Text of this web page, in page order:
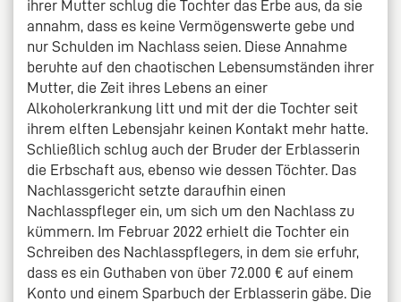
ihrer Mutter schlug die Tochter das Erbe aus, da sie
annahm, dass es keine Vermögenswerte gebe und
nur Schulden im Nachlass seien. Diese Annahme
beruhte auf den chaotischen Lebensumständen ihrer
Mutter, die Zeit ihres Lebens an einer
Alkoholerkrankung litt und mit der die Tochter seit
ihrem elften Lebensjahr keinen Kontakt mehr hatte.
Schließlich schlug auch der Bruder der Erblasserin
die Erbschaft aus, ebenso wie dessen Töchter. Das
Nachlassgericht setzte daraufhin einen
Nachlasspfleger ein, um sich um den Nachlass zu
kümmern. Im Februar 2022 erhielt die Tochter ein
Schreiben des Nachlasspflegers, in dem sie erfuhr,
dass es ein Guthaben von über 72.000 € auf einem
Konto und einem Sparbuch der Erblasserin gäbe. Die